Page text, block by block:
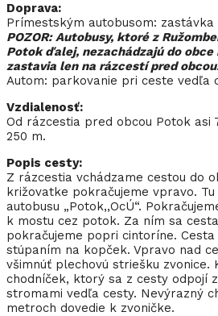
Doprava:
Prímestským autobusom: zastávka
POZOR: Autobusy, ktoré z
Potok ďalej, nezachádzajú do
zastavia len na rázcestí pred
Autom: parkovanie pri ceste vedľa
Vzdialenosť:
Od rázcestia pred obcou Potok asi
250 m.
Popis cesty:
Z rázcestia vchádzame cestou do
križovatke pokračujeme vpravo.
autobusu „Potok,,OcÚ“.
k mostu cez potok. Za ním sa
pokračujeme popri cintoríne.
stúpaním na kopček. Vpravo nad
všimnúť plechovú striešku zvonice.
chodníček, ktorý sa z cesty odpojí
stromami vedľa cesty. Nevýrazný
metroch dovedie k zvoničke.